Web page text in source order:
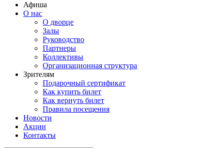
Афиша
О нас
О дворце
Залы
Руководство
Партнеры
Коллективы
Организационная структура
Зрителям
Подарочный сертификат
Как купить билет
Как вернуть билет
Правила посещения
Новости
Акции
Контакты